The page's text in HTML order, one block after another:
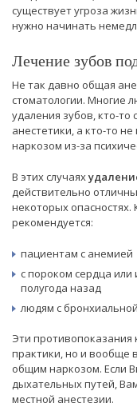
существует угроза
нужно начинать
Лечение зубов
Не так давно общая
стоматологии. Многие
удаления зубов, кто-то
анестетики, а кто-то
наркозом из-за
В этих случаях
действительно
некоторых
рекомендуется:
пациентам с анемией
с пороком сердца
полугода назад
людям с
Эти противопоказания
практики, но и вообще
общим наркозом. Если
дыхательных путей,
местной анестезии.